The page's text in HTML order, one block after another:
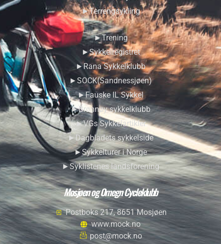
►Terrengsykling
►Trening
►Sykkelregistret
►Rana Sykkelklubb
►SOCK(Sandnessjøen)
►Fauske IL Sykkel
►Brønnøy sykkelklubb
►VGs Sykkelartikler
►Dagbladets sykkelside
►Sykkelturer i Norge
►Syklistenes landsforening
Mosjøen og Omegn Cycleklubb
Postboks 217, 8651 Mosjøen
www.mock.no
post@mock.no